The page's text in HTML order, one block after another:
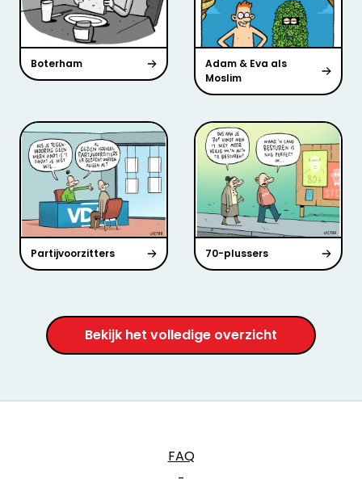
Boterham
Adam & Eva als
Moslim
Partijvoorzitters 70-plussers
Bekijk het volledige overzicht
FAQ
-